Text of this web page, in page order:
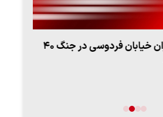
ببینید| لحظه بمباران خیابان فردوسی در جنگ ۴۰